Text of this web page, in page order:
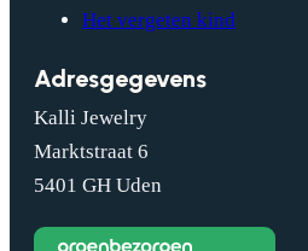
Het vergeten kind
Adresgegevens
Kalli Jewelry
Marktstraat 6
5401 GH Uden